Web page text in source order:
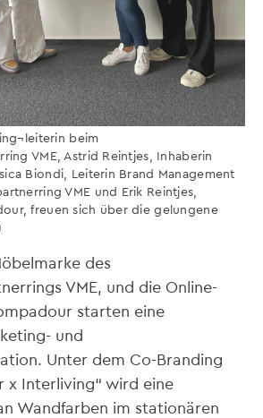
beim
VME, Astrid Reintjes, Inhaberin
Biondi, Leiterin Brand Management
VME und Erik Reintjes,
freuen sich über die gelungene
des
VME, und die Online-
starten eine
und
Unter dem Co-Branding
x Interliving“ wird eine
Wandfarben im stationären